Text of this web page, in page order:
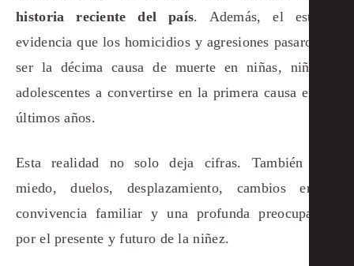
historia reciente del país. Además, el estudio
evidencia que los homicidios y agresiones pasaron de
ser la décima causa de muerte en niñas, niños y
adolescentes a convertirse en la primera causa en los
últimos años.
Esta realidad no solo deja cifras. También deja
miedo, duelos, desplazamiento, cambios en la
convivencia familiar y una profunda preocupación
por el presente y futuro de la niñez.